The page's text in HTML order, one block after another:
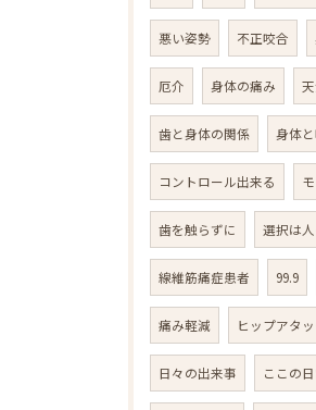
悪い姿勢 不正咬合
厄介 身体の痛み
歯と身体の関係 身体
コントロール出来る
歯を触らずに 選択は
線維筋痛症患者 99.9
痛み軽減 ヒップアタ
日々の出来事 ここの